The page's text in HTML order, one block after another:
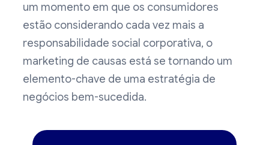
um momento em que os consumidores
estão considerando cada vez mais a
responsabilidade social corporativa, o
marketing de causas está se tornando um
elemento-chave de uma estratégia de
negócios bem-sucedida.